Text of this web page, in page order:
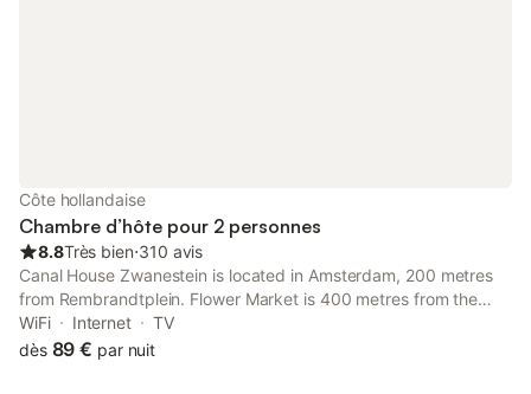
Côte hollandaise
Chambre d’hôte pour 2 personnes
8.8Très bien⋅310 avis
Canal House Zwanestein is located in Amsterdam, 200 metres
from Rembrandtplein. Flower Market is 400 metres from the
property. This B&B features a studio with canal view and a
double room. The studio includes a seating area.
WiFi Internet
TV
dès 89 € par nuit